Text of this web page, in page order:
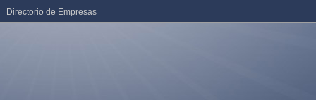
Directorio de Empresas